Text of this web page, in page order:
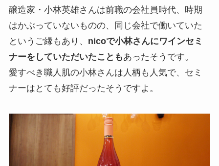
醸造家・小林英雄さんは前職の会社員時代、時期
はかぶっていないものの、同じ会社で働いていた
というご縁もあり、 nicoで小林さんにワインセミ
ナーをしていただいたこともあったそうです。
愛すべき職人肌の小林さんは人柄も人気で、セミ
ナーはとても好評だったそうですよ。